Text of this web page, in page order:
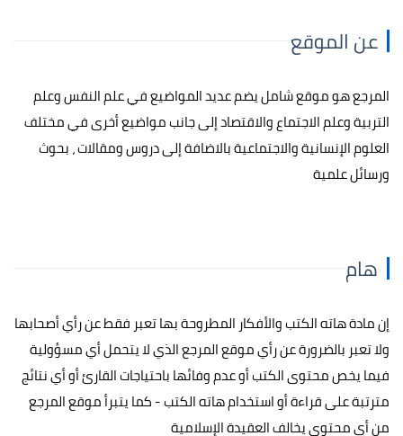
عن الموقع
المرجع هو موقع شامل يضم عديد المواضيع في علم النفس وعلم
التربية وعلم الاجتماع والاقتصاد إلى جانب مواضيع أخرى في مختلف
العلوم الإنسانية والاجتماعية بالاضافة إلى دروس ومقالات ، بحوث
ورسائل علمية
هام
إن مادة هاته الكتب والأفكار المطروحة بها تعبر فقط عن رأي أصحابها
ولا تعبر بالضرورة عن رأي موقع المرجع الذي لا يتحمل أي مسؤولية
فيما يخص محتوى الكتب أو عدم وفائها باحتياجات القارئ أو أي نتائج
مترتبة على قراءة أو استخدام هاته الكتب - كما يتبرأ موقع المرجع
من أي محتوى يخالف العقيدة الإسلامية